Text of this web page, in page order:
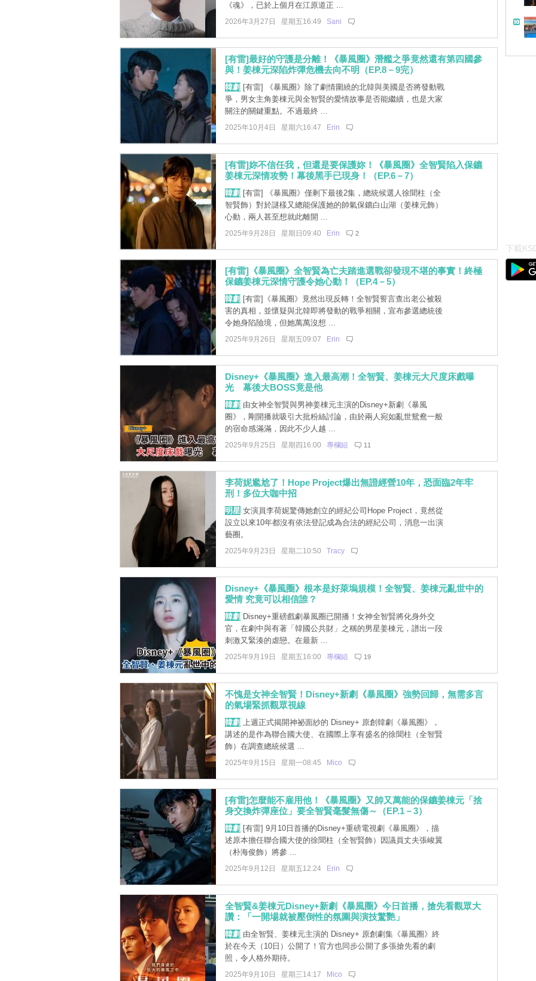
《魂》，已於上個月在江原道正 ...
2026年3月27日 星期五16:49 Sani
[有雷]最好的守護是分離！《暴風圈》潛艦之爭竟然還有第四國參
與！姜棟元深陷炸彈危機去向不明（EP.8－9完）
韓劇 [有雷] 《暴風圈》除了劇情圍繞的北韓與美國是否將發動戰
爭，男女主角姜棟元與全智賢的愛情故事是否能繼續，也是大家
關注的關鍵重點。不過最終 ...
2025年10月4日 星期六16:47 Erin
[有雷]妳不信任我，但還是要保護妳！《暴風圈》全智賢陷入保鑣
姜棟元深情攻勢！幕後黑手已現身！（EP.6－7）
韓劇 [有雷] 《暴風圈》僅剩下最後2集，總統候選人徐聞柱（全
智賢飾）對於謎樣又總能保護她的帥氣保鑣白山湖（姜棟元飾）
心動，兩人甚至想就此離開 ...
2025年9月28日 星期日09:40 Erin 2
[有雷]《暴風圈》全智賢為亡夫踏進選戰卻發現不堪的事實！終極
保鑣姜棟元深情守護令她心動！（EP.4－5）
韓劇 [有雷]《暴風圈》竟然出現反轉！全智賢誓言查出老公被殺
害的真相，並懷疑與北韓即將發動的戰爭相關，宣布參選總統後
令她身陷險境，但她萬萬沒想 ...
2025年9月26日 星期五09:07 Erin
Disney+《暴風圈》進入最高潮！全智賢、姜棟元大尺度床戲曝
光 幕後大BOSS竟是他
韓劇 由女神全智賢與男神姜棟元主演的Disney+新劇《暴風
圈》，剛開播就吸引大批粉絲討論，由於兩人宛如亂世鴛鴦一般
的宿命感滿滿，因此不少人越 ...
2025年9月25日 星期四16:00 專欄組 11
李荷妮尷尬了！Hope Project爆出無證經營10年，恐面臨2年牢
刑！多位大咖中招
明星女演員李荷妮驚傳她創立的經紀公司Hope Project，竟然從
設立以來10年都沒有依法登記成為合法的經紀公司，消息一出演
藝圈。
2025年9月23日 星期二10:50 Tracy
Disney+《暴風圈》根本是好萊塢規模！全智賢、姜棟元亂世中的
愛情 究竟可以相信誰？
韓劇 Disney+重磅戲劇暴風圈已開播！女神全智賢將化身外交
官，在劇中與有著「韓國公共財」之稱的男星姜棟元，譜出一段
刺激又緊湊的虐戀。在最新 ...
2025年9月19日 星期五16:00 專欄組 19
不愧是女神全智賢！Disney+新劇《暴風圈》強勢回歸，無需多言
的氣場緊抓觀眾視線
韓劇 上週正式揭開神祕面紗的 Disney+ 原創韓劇《暴風圈》，
講述的是作為聯合國大使、在國際上享有盛名的徐聞柱（全智賢
飾）在調查總統候選 ...
2025年9月15日 星期一08:45 Mico
[有雷]怎麼能不雇用他！《暴風圈》又帥又萬能的保鑣姜棟元「捨
身交換炸彈座位」要全智賢毫髮無傷～（EP.1－3）
韓劇 [有雷] 9月10日首播的Disney+重磅電視劇《暴風圈》，描
述原本擔任聯合國大使的徐聞柱（全智賢飾）因議員丈夫張峻翼
（朴海俊飾）將參 ...
2025年9月12日 星期五12:24 Erin
全智賢&姜棟元Disney+新劇《暴風圈》今日首播，搶先看觀眾大
讚：「一開場就被壓倒性的氛圍與演技驚艷」
韓劇 由全智賢、姜棟元主演的 Disney+ 原創劇集《暴風圈》終
於在今天（10日）公開了！官方也同步公開了多張搶先看的劇
照，令人格外期待。
2025年9月10日 星期三14:17 Mico
下載